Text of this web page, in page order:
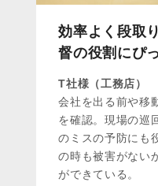
効率よく段取
督の役割にぴ
T社様（工務店）
会社を出る前や移
を確認。現場の巡
のミスの予防にも
の時も被害がない
ができている。